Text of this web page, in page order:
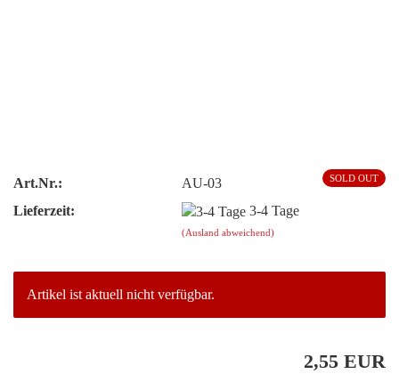
SOLD OUT
Art.Nr.:
AU-03
Lieferzeit:
3-4 Tage
(Ausland abweichend)
Artikel ist aktuell nicht verfügbar.
2,55 EUR